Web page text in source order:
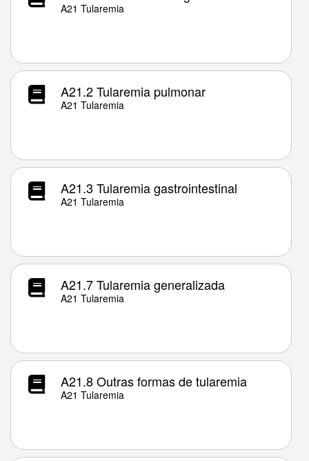
A21 Tularemia
A21.2 Tularemia pulmonar
A21 Tularemia
A21.3 Tularemia gastrointestinal
A21 Tularemia
A21.7 Tularemia generalizada
A21 Tularemia
A21.8 Outras formas de tularemia
A21 Tularemia